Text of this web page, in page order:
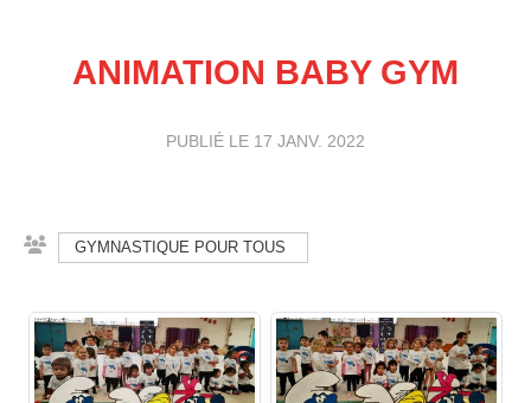
ANIMATION BABY GYM
PUBLIÉ LE 17 JANV. 2022
GYMNASTIQUE POUR TOUS